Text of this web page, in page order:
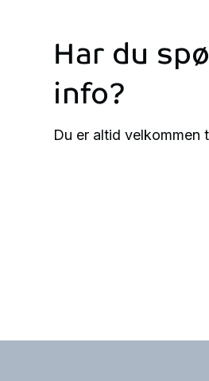
Hardu
info?
Du er altid velkommen